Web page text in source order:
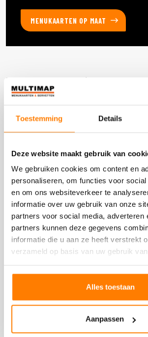
Toestemming Details
Deze website maakt gebruik van
We gebruiken cookies om content en
personaliseren, om functies voor
en om ons websiteverkeer te
informatie over uw gebruik van onze
partners voor social media, adverteren
partners kunnen deze gegevens
informatie die u aan ze heeft verstrekt
verzameld op basis van uw gebruik
Alles toestaan
Aanpassen
MENUKAARTEN OP MAAT
Deze producten heb je eerder
DOOS 60 STUKS